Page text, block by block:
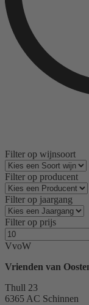
Filter op wijnsoort
Filter op producent
Filter op jaargang
Filter op prijs
Min.
prijs
VvoW
Vrienden van
Thull 23
6365 AC Schinnen